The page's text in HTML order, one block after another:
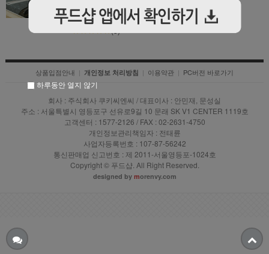
19,800원
★★★★★
상품입점안내 | 개인정보 처리방침 | 이용약관 | PC버전 바로가기
회사 : 주식회사 쿠키씨엔씨 / 대표이사 : 안민재, 문성실
주소 : 서울특별시 영등포구 선유로9길 10 문래 SK V1 CENTER 1119호
고객센터 : 1577-2126 / FAX : 02-2631-4750
개인정보관리책임자 : 전태륜
사업자등록번호 : 107-87-56242
통신판매업 신고번호 : 제 2011-서울영등포-1024호
Copyright © 푸드샵. All Right Reserved.
designed by morenvy.com
하루동안 열지 않기